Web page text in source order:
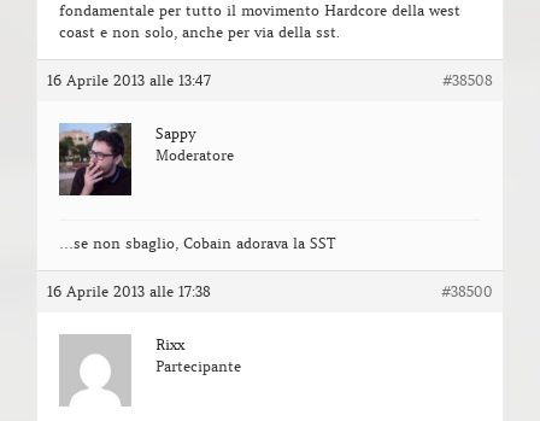
fondamentale per tutto il movimento Hardcore della west
coast e non solo, anche per via della sst.
16 Aprile 2013 alle 13:47 #38508
Sappy
Moderatore
…se non sbaglio, Cobain adorava la SST
16 Aprile 2013 alle 17:38 #38500
Rixx
Partecipante